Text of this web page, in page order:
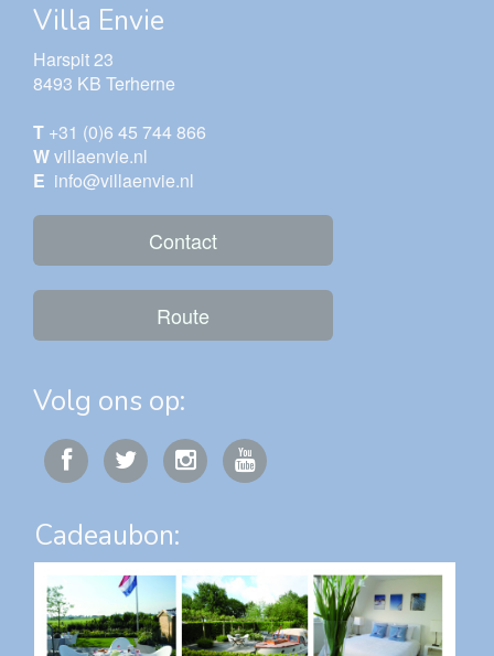
Villa Envie
Harspit 23
8493 KB Terherne
T +31 (0)6 45 744 866
Wvillaenvie.nl
E info@villaenvie.nl
Contact
Route
Volg ons op:
Cadeaubon: